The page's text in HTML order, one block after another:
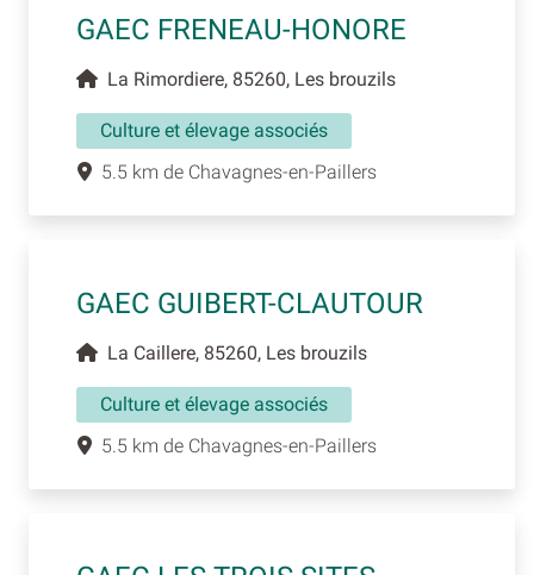
GAEC FRENEAU-HONORE
La Rimordiere, 85260, Les brouzils
Culture et élevage associés
5.5 km de Chavagnes-en-Paillers
GAEC GUIBERT-CLAUTOUR
La Caillere, 85260, Les brouzils
Culture et élevage associés
5.5 km de Chavagnes-en-Paillers